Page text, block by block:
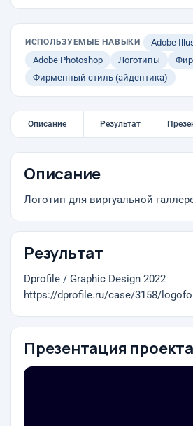
ИСПОЛЬЗУЕМЫЕ НАВЫКИ
Adobe
Adobe Photoshop
Логотипы
Фирменный стиль (айдентика)
Описание Результат
Описание
Логотип для виртуальной
Результат
Dprofile / Graphic Design 2022
https://dprofile.ru/case/3158/
Презентация проекта